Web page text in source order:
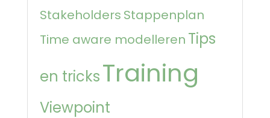
Stakeholders Stappenplan
Time aware modelleren Tips
en tricksTraining
Viewpoint